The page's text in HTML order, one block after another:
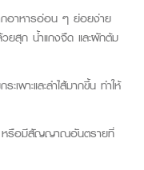
กอาหารอ่อน ๆ ย่อยง่าย
ยสุก น้ำแกงจืด และผักต้ม
ระเพาะและลำไส้มากขึ้น ทำให้
หรือมีสัญญาณอันตรายที่